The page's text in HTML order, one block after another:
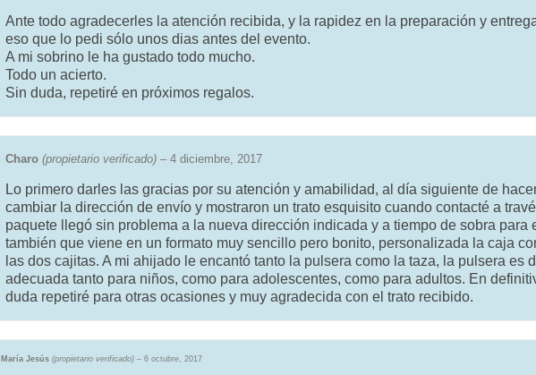
Ante todo agradecerles la atención recibida, y la rapidez en la preparación y
eso que lo pedi sólo unos dias antes del evento.
A mi sobrino le ha gustado todo mucho.
Todo un acierto.
Sin duda, repetiré en próximos regalos.
Charo (propietario verificado) – 4 diciembre, 2017
Lo primero darles las gracias por su atención y amabilidad, al día siguiente de
cambiar la dirección de envío y mostraron un trato esquisito cuando contacté a
paquete llegó sin problema a la nueva dirección indicada y a tiempo de sobra para
también que viene en un formato muy sencillo pero bonito, personalizada la caja
las dos cajitas. A mi ahijado le encantó tanto la pulsera como la taza, la pulsera es
adecuada tanto para niños, como para adolescentes, como para adultos. En
duda repetiré para otras ocasiones y muy agradecida con el trato recibido.
María Jesús (propietario verificado) – 6 octubre, 2017